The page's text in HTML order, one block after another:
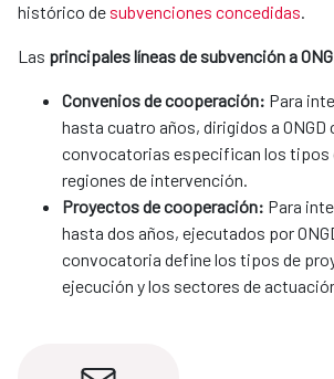
histórico de subvenciones concedidas.
Las principales líneas de subvención a
Convenios de cooperación: Para
hasta cuatro años, dirigidos a
convocatorias especifican los tipos
regiones de intervención.
Proyectos de cooperación: Para
hasta dos años, ejecutados por
convocatoria define los tipos de
ejecución y los sectores de